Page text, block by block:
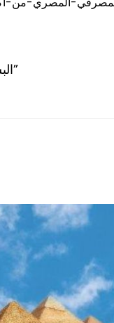
البساط: التزمنا بإطلاق رؤية اقتصادية شاملة “لبنان 2035 – نحو استعادة الثقة”